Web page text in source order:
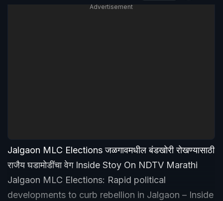
Advertisement
Jalgaon MLC Elections जळगावमधील बंडखोरी रोखण्यासाठी
राजैय घडामोडींचा वेग Inside Stoy On NDTV Marathi
Jalgaon MLC Elections: Rapid political
developments to curb rebellion in Jalgaon – Inside